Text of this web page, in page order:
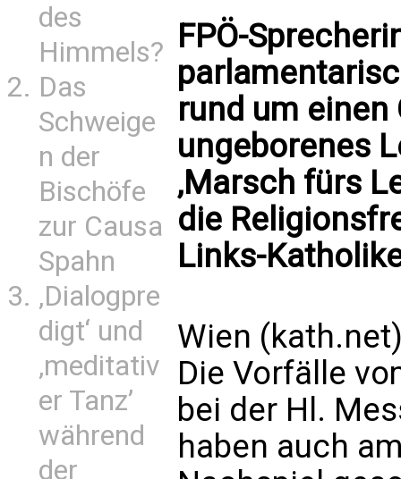
des
Himmels?
Das
Schweige
n der
Bischöfe
zur Causa
Spahn
‚Dialogpre
digt‘ und
‚meditativ
er Tanz’
während
der
FPÖ-
rund um
ungeborenes
‚Marsch fürs
die
Links-
Wien
Die Vorfälle
bei der Hl.
haben auch